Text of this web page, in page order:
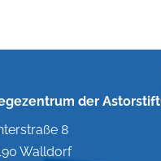
der
8
Walldorf